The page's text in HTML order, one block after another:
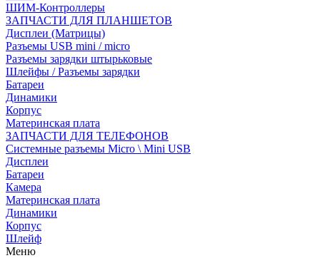
ШИМ-Контроллеры
ЗАПЧАСТИ ДЛЯ ПЛАНШЕТОВ
Дисплеи (Матрицы)
Разъемы USB mini / micro
Разъемы зарядки штырьковые
Шлейфы / Разъемы зарядки
Батареи
Динамики
Корпус
Материнская плата
ЗАПЧАСТИ ДЛЯ ТЕЛЕФОНОВ
Системные разъемы Micro \ Mini USB
Дисплеи
Батареи
Камера
Материнская плата
Динамики
Корпус
Шлейф
Меню